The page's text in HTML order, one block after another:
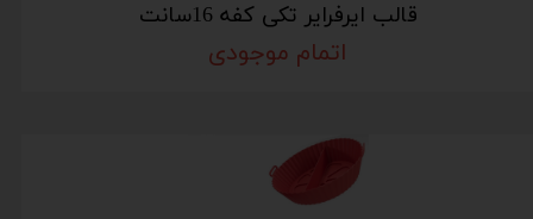
قالب ایرفرایر تکی کفه 16سانت
اتمام موجودی